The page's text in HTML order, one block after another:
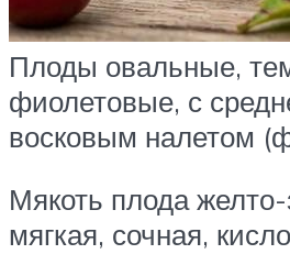
Плоды овальные,
фиолетовые, с
восковым налетом
Мякоть плода
мягкая, сочная,